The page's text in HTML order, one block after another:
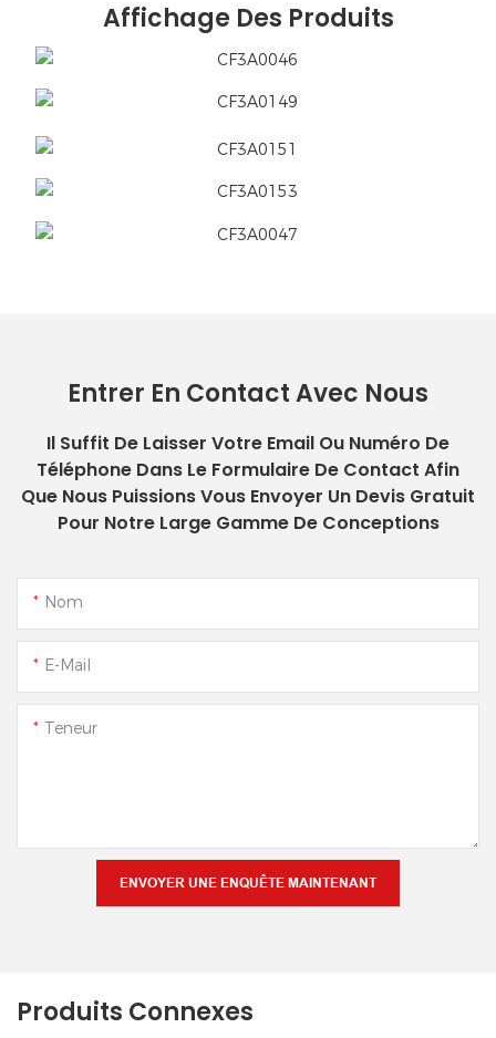
Affichage Des Produits
Entrer En Contact Avec Nous
Il Suffit De Laisser Votre Email Ou Numéro De
Téléphone Dans Le Formulaire De Contact Afin
Que Nous Puissions Vous Envoyer Un Devis Gratuit
Pour Notre Large Gamme De Conceptions
Nom
E-Mail
Teneur
ENVOYER UNE ENQUÊTE MAINTENANT
Produits Connexes